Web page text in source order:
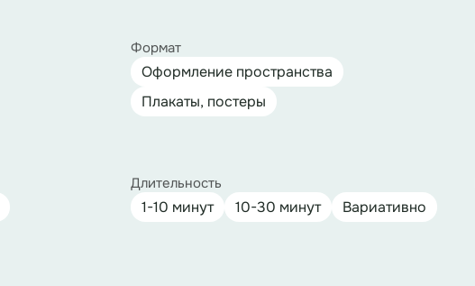
Формат
Оформление пространства
Плакаты, постеры
Длительность
1-10 минут 10-30 минут Вариативно